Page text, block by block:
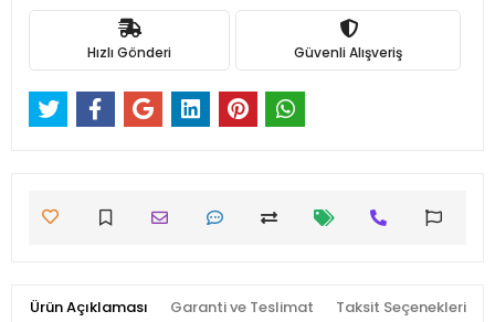
Hızlı Gönderi Güvenli Alışveriş
Ürün Açıklaması Garanti ve Teslimat Taksit Seçenekleri